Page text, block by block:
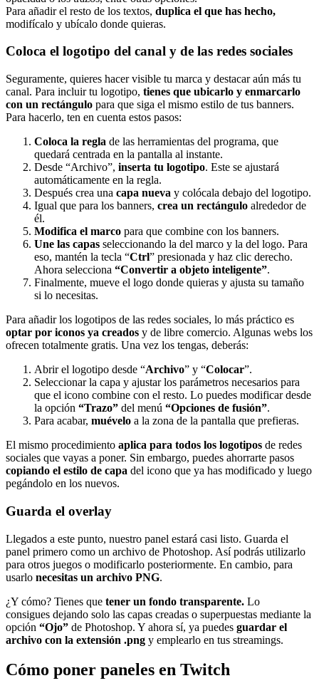
Para añadir el resto de los textos, duplica el que has hecho,
modifícalo y ubícalo donde quieras.
Coloca el logotipo del canal y de las redes sociales
Seguramente, quieres hacer visible tu marca y destacar aún más tu
canal. Para incluir tu logotipo, tienes que ubicarlo y enmarcarlo
con un rectángulo para que siga el mismo estilo de tus banners.
Para hacerlo, ten en cuenta estos pasos:
Coloca la regla de las herramientas del programa, que
quedará centrada en la pantalla al instante.
Desde “Archivo”, inserta tu logotipo. Este se ajustará
automáticamente en la regla.
Después crea una capa nueva y colócala debajo del logotipo.
Igual que para los banners, crea un rectángulo alrededor de
él.
Modifica el marco para que combine con los banners.
Une las capas seleccionando la del marco y la del logo. Para
eso, mantén la tecla “Ctrl” presionada y haz clic derecho.
Ahora selecciona “Convertir a objeto inteligente”.
Finalmente, mueve el logo donde quieras y ajusta su tamaño
si lo necesitas.
Para añadir los logotipos de las redes sociales, lo más práctico es
optar por iconos ya creados y de libre comercio. Algunas webs los
ofrecen totalmente gratis. Una vez los tengas, deberás:
Abrir el logotipo desde “Archivo” y “Colocar”.
Seleccionar la capa y ajustar los parámetros necesarios para
que el icono combine con el resto. Lo puedes modificar desde
la opción “Trazo” del menú “Opciones de fusión”.
Para acabar, muévelo a la zona de la pantalla que prefieras.
El mismo procedimiento aplica para todos los logotipos de redes
sociales que vayas a poner. Sin embargo, puedes ahorrarte pasos
copiando el estilo de capa del icono que ya has modificado y luego
pegándolo en los nuevos.
Guarda el overlay
Llegados a este punto, nuestro panel estará casi listo. Guarda el
panel primero como un archivo de Photoshop. Así podrás utilizarlo
para otros juegos o modificarlo posteriormente. En cambio, para
usarlo necesitas un archivo PNG.
¿Y cómo? Tienes que tener un fondo transparente. Lo
consigues dejando solo las capas creadas o superpuestas mediante la
opción “Ojo” de Photoshop. Y ahora sí, ya puedes guardar el
archivo con la extensión .png y emplearlo en tus streamings.
Cómo poner paneles en Twitch